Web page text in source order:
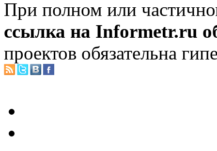
При полном или
ссылка на Informetr.ru
проектов обязательна